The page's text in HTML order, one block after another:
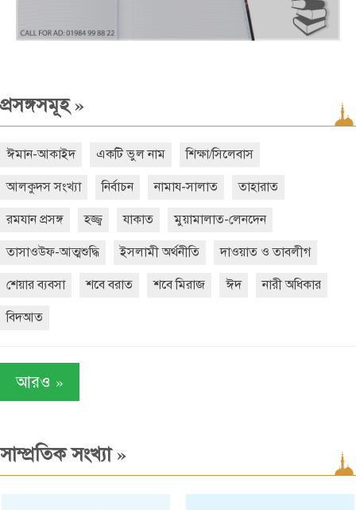
প্রসঙ্গসমূহ»
ঈমান-আকাইদ একটি ভুল নাম শিক্ষা/সিলেবাস
আলকুদস সংখ্যা নির্বাচন নামায-সালাত তাহারাত
রমযান প্রসঙ্গ হজ্জ্ব যাকাত মুয়ামালাত-লেনদেন
তাসাওউফ-আত্মশুদ্ধি ইসলামী অর্থনীতি দাওয়াত ও তাবলীগ
শেয়ার ব্যবসা শবে বরাত শবে মিরাজ ঈদ নারী অধিকার
বিদআত
আরও »
সাম্প্রতিক সংখ্যা»